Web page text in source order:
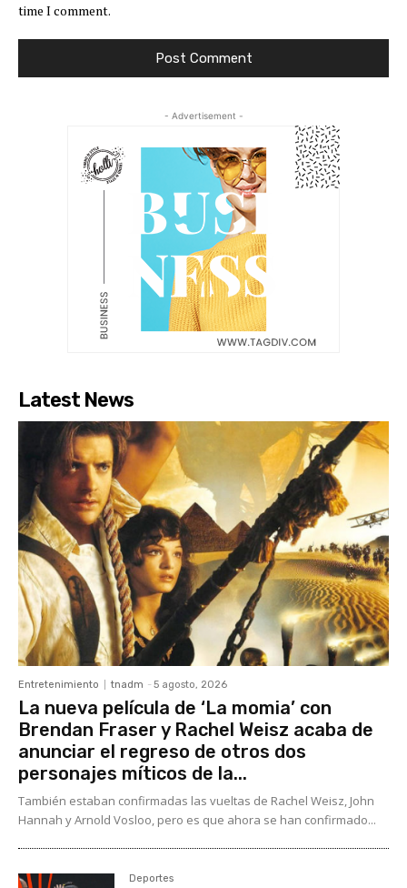
time I comment.
- Advertisement -
Latest News
Entretenimiento tnadm - 5 agosto, 2026
La nueva película de ‘La momia’ con
Brendan Fraser y Rachel Weisz acaba de
anunciar el regreso de otros dos
personajes míticos de la...
También estaban confirmadas las vueltas de Rachel Weisz, John
Hannah y Arnold Vosloo, pero es que ahora se han confirmado...
Deportes